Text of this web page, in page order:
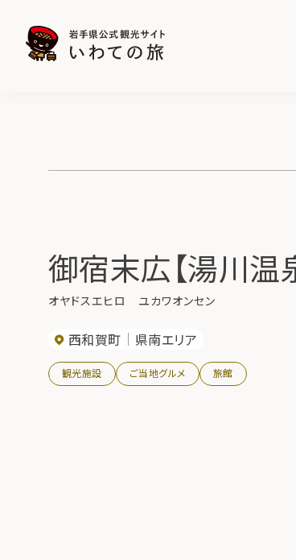
御宿末広【湯川温
オヤドスエヒロ ユカワオンセン
西和賀町 県南エリア
観光施設 ご当地グルメ 旅館